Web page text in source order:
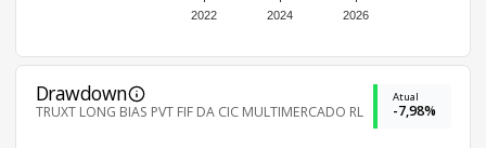
2022 2024 2026
Drawdown
TRUXT LONG BIAS PVT FIF DA CIC MULTIMERCADO RL
Atual
-7,98%